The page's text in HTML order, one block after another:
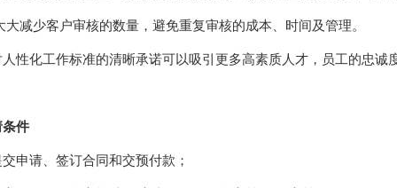
减少客户审核的数量，避免重复审核的成本、时间及管理。
性化工作标准的清晰承诺可以吸引更多高素质人才，员工的忠诚
条件
申请、签订合同和交预付款；